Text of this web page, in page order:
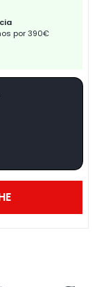
por 390€